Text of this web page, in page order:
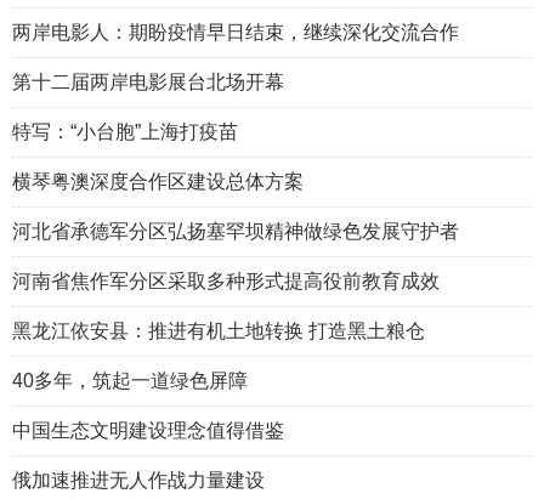
两岸电影人：期盼疫情早日结束，继续深化交流合作
第十二届两岸电影展台北场开幕
特写：“小台胞”上海打疫苗
横琴粤澳深度合作区建设总体方案
河北省承德军分区弘扬塞罕坝精神做绿色发展守护者
河南省焦作军分区采取多种形式提高役前教育成效
黑龙江依安县：推进有机土地转换 打造黑土粮仓
40多年，筑起一道绿色屏障
中国生态文明建设理念值得借鉴
俄加速推进无人作战力量建设